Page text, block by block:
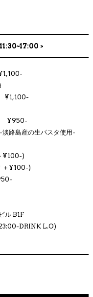
>
¥1,100-
- ¥950-
-淡路島産の生パスタ使用-
¥100-)
＋¥100-)
ル B1F
DRINK L.O)